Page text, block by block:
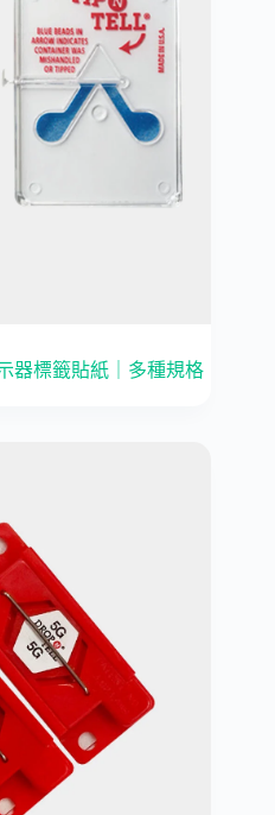
器標籤貼紙｜多種規格